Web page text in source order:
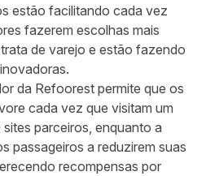
estão facilitando cada vez
fazerem escolhas mais
de varejo e estão fazendo
da Refoorest permite que os
cada vez que visitam um
parceiros, enquanto a
passageiros a reduzirem suas
recompensas por